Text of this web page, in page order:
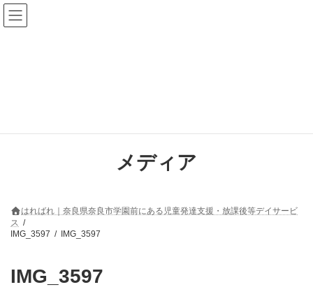
コ
ン
テ
ナ
ビ
ゲ
メディア
はればれ｜奈良県奈良市学園前にある児童発達支援・放課後等デイサービ
ス
IMG_3597
IMG_3597
IMG_3597